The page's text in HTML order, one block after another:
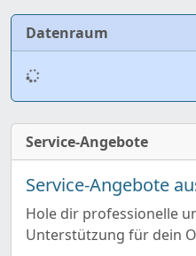
Datenraum
Service-Angebote
Service-Angebote
Hole dir professionelle
Unterstützung für dein